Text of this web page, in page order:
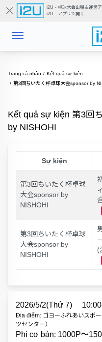
i2U - 卓球大会出場＆運営ア
i2U アプリで開く
Trang cá nhân
Kết quả sự kiện
第3回ちいたく杯卓球大会sponsor by
Kết quả sự kiện 第3回
by NISHOHI
Sự kiện
第3回ちいたく杯卓球
大会sponsor by
NISHOHI
第3回ちいたく杯卓球
大会sponsor by
NISHOHI
(
2026/5/2(Thứ 7)
Địa điểm: ゴヨーふれあいスポ
ツセンター）
Phí cơ bản: 1000P〜